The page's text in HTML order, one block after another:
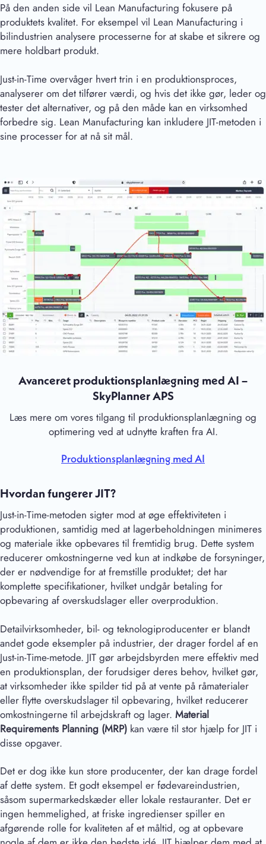
På den anden side vil Lean Manufacturing fokusere på
produktets kvalitet. For eksempel vil Lean Manufacturing i
bilindustrien analysere processerne for at skabe et sikrere og
mere holdbart produkt.
Just-in-Time overvåger hvert trin i en produktionsproces,
analyserer om det tilfører værdi, og hvis det ikke gør, leder og
tester det alternativer, og på den måde kan en virksomhed
forbedre sig. Lean Manufacturing kan inkludere JIT-metoden i
sine processer for at nå sit mål.
Avanceret produktionsplanlægning med AI –
SkyPlanner APS
Læs mere om vores tilgang til produktionsplanlægning og
optimering ved at udnytte kraften fra AI.
Produktionsplanlægning med AI
Hvordan fungerer JIT?
Just-in-Time-metoden sigter mod at øge effektiviteten i
produktionen, samtidig med at lagerbeholdningen minimeres
og materiale ikke opbevares til fremtidig brug. Dette system
reducerer omkostningerne ved kun at indkøbe de forsyninger,
der er nødvendige for at fremstille produktet; det har
komplette specifikationer, hvilket undgår betaling for
opbevaring af overskudslager eller overproduktion.
Detailvirksomheder, bil- og teknologiproducenter er blandt
andet gode eksempler på industrier, der drager fordel af en
Just-in-Time-metode. JIT gør arbejdsbyrden mere effektiv med
en produktionsplan, der forudsiger deres behov, hvilket gør,
at virksomheder ikke spilder tid på at vente på råmaterialer
eller flytte overskudslager til opbevaring, hvilket reducerer
omkostningerne til arbejdskraft og lager. Material
Requirements Planning (MRP) kan være til stor hjælp for JIT i
disse opgaver.
Det er dog ikke kun store producenter, der kan drage fordel
af dette system. Et godt eksempel er fødevareindustrien,
såsom supermarkedskæder eller lokale restauranter. Det er
ingen hemmelighed, at friske ingredienser spiller en
afgørende rolle for kvaliteten af et måltid, og at opbevare